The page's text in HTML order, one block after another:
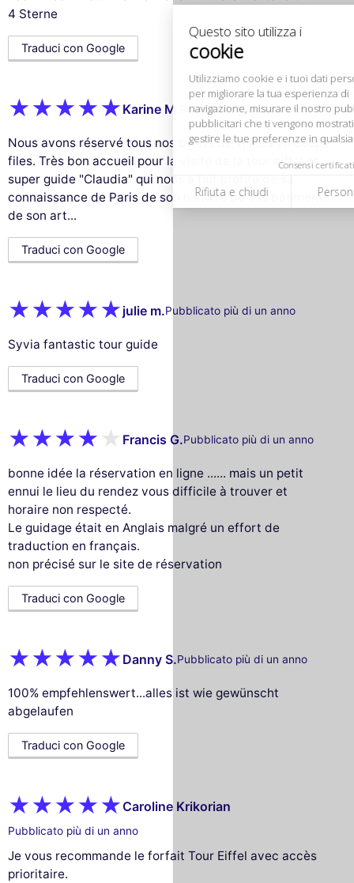
navigazione, misurare il nostro pubblico e personalizzare gli annunci
pubblicitari che ti vengono mostrati. Puoi accettare, rifiutare o
gestire le tue preferenze in qualsiasi momento.
Consensi certificati da
Personalizza Accetta e chiudi
4 Sterne
Traduci con Google
Karine M. Pubblicato più di un anno
Nous avons réservé tous nos billets de visites en coupe
files. Très bon accueil pour la visite de la tour eiffel et
super guide "Claudia" qui nous a fait profité de sa
connaissance de Paris de son histoire de ses bâtiments
de son art...
Traduci con Google
julie m.Pubblicato più di un anno
Syvia fantastic tour guide
Traduci con Google
Francis G.Pubblicato più di un anno
bonne idée la réservation en ligne ...... mais un petit
ennui le lieu du rendez vous difficile à trouver et
horaire non respecté.
Le guidage était en Anglais malgré un effort de
traduction en français.
non précisé sur le site de réservation
Traduci con Google
Danny S.Pubblicato più di un anno
100% empfehlenswert...alles ist wie gewünscht
abgelaufen
Traduci con Google
Caroline Krikorian
Pubblicato più di un anno
Je vous recommande le forfait Tour Eiffel avec accès
prioritaire.